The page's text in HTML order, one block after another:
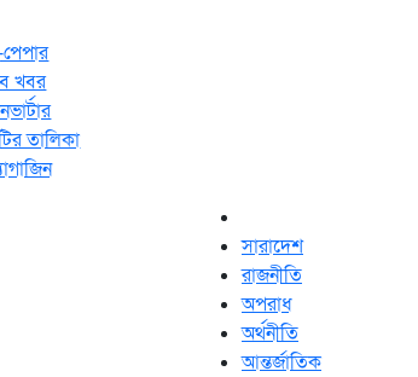
খবর
তালিকা
সারাদেশ
রাজনীতি
অপরাধ
অর্থনীতি
আন্তর্জাতিক